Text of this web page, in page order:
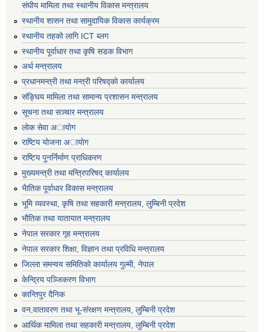
संघीय मामिला तथा स्थानीय विकास मन्त्रालय
स्थानीय शासन तथा सामुदायिक विकास कार्यक्रम
स्थानीय तहको लागि ICT ब्लग
स्थानीय पूर्वाधार तथा कृषि सडक विभाग
अर्थ मन्त्रालय
प्रधानमन्त्री तथा मन्त्री परिषद्काे कार्यालय
संङ्घिय मामिला तथा सामान्य प्रशासन मन्त्रालय
सूचना तथा सञ्चार मन्त्रालय
लाेक सेवा अायाेग
राष्टिय याेजना अायाेग
राष्टिय पुनर्निर्माण प्राधिकरण
मुख्यमन्त्री तथा मन्त्रिपरिषद् कार्यालय
भैातिक पूर्वाधार विकास मन्त्रालय
भूमि व्यवस्था, कृषि तथा सहकारी मन्त्रालय, लु्म्बिनी प्रदेश
भाैतिक तथा यातायात मन्त्रालय
नेपाल सरकार गृह मन्त्रालय
नेपाल सरकार शिक्षा, विज्ञान तथा प्रविधि मन्त्रालय
जिल्ला समन्वय समितिको कार्यालय गुल्मी, नेपाल
केन्द्रिय पञ्जिकरण विभाग
कान्तिपुर दैनिक
वन,वातावरण तथा भू-संरक्षण मन्त्रालय, लुम्बिनी प्रदेश
आर्थिक मामिला तथा सहकारी मन्त्रालय, लुम्बिनी प्रदेश